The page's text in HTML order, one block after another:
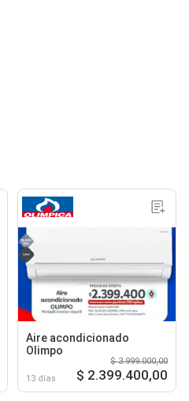
Aire acondicionado
Olimpo
13 días
$ 3.999.000,00
$ 2.399.400,00